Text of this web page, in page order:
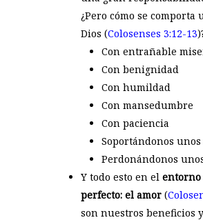
¿Pero cómo se comporta
Dios (Colosenses 3:12-13
Con entrañable
Con benignidad
Con humildad
Con mansedumbre
Con paciencia
Soportándonos unos
Perdonándonos
Y todo esto en el
perfecto: el amor(
son nuestros beneficios y